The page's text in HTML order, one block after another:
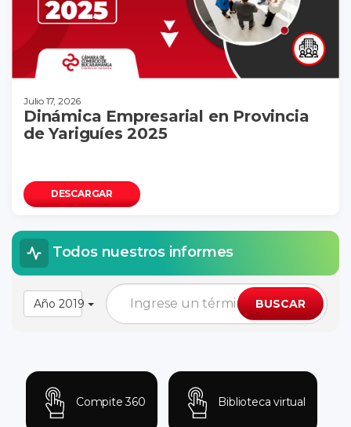
Julio 17, 2026
Dinámica Empresarial en Provincia
de Yariguíes 2025
DESCARGAR
Todos nuestros informes
Año 2019 BUSCAR
Compite 360 Biblioteca virtual